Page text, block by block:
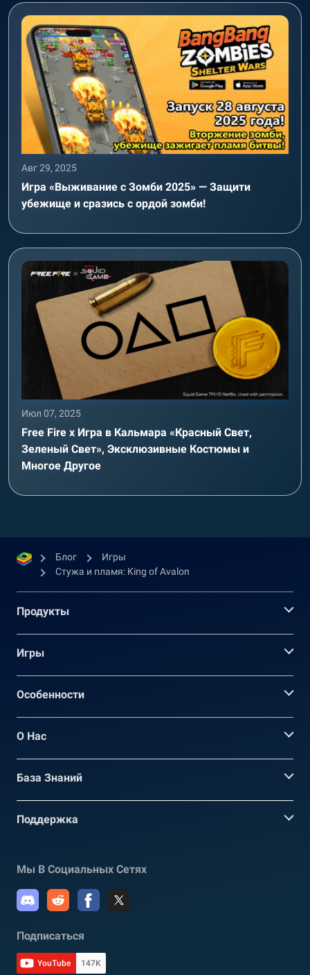
Авг 29, 2025
Игра «Выживание с Зомби 2025» — Защити
убежище и сразись с ордой зомби!
Июл 07, 2025
Free Fire x Игра в Кальмара «Красный Свет,
Зеленый Свет», Эксклюзивные Костюмы и
Многое Другое
Блог
Игры
Стужа и пламя: King of Avalon
Продукты
Игры
Oсобенности
О Нас
База Знаний
Поддержка
Мы В Социальных Сетях
Подписаться
YouTube 147K